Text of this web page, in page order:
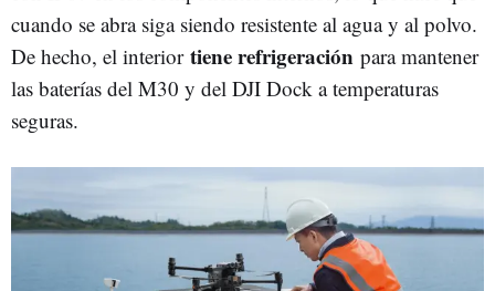
cuando se abra siga siendo resistente al agua y al polvo.
De hecho, el interior tiene refrigeración para mantener
las baterías del M30 y del DJI Dock a temperaturas
seguras.